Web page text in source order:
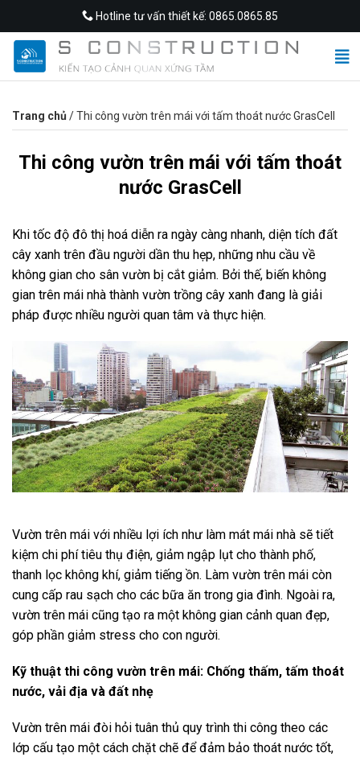
to
content
Hotline tư vấn thiết kế: 0865.0865.85
Trang chủ /Thi công vườn trên mái với tấm thoát nước GrasCell
Thi công vườn trên mái với tấm thoát
nước GrasCell
Khi tốc độ đô thị hoá diễn ra ngày càng nhanh, diện tích đất
cây xanh trên đầu người dần thu hẹp, những nhu cầu về
không gian cho sân vườn bị cắt giảm. Bởi thế, biến không
gian trên mái nhà thành vườn trồng cây xanh đang là giải
pháp được nhiều người quan tâm và thực hiện.
Vườn trên mái với nhiều lợi ích như làm mát mái nhà sẽ tiết
kiệm chi phí tiêu thụ điện, giảm ngập lụt cho thành phố,
thanh lọc không khí, giảm tiếng ồn. Làm vườn trên mái còn
cung cấp rau sạch cho các bữa ăn trong gia đình. Ngoài ra,
vườn trên mái cũng tạo ra một không gian cảnh quan đẹp,
góp phần giảm stress cho con người.
Kỹ thuật thi công vườn trên mái: Chống thấm, tấm thoát
nước, vải địa và đất nhẹ
Vườn trên mái đòi hỏi tuân thủ quy trình thi công theo các
lớp cấu tạo một cách chặt chẽ để đảm bảo thoát nước tốt,